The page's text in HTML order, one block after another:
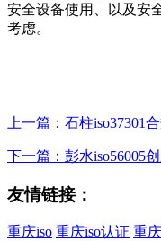
安全设备使用、以及安
考虑。
上一篇：石柱iso37301
下一篇：彭水iso56005
友情链接：
重庆iso 重庆iso认证 重